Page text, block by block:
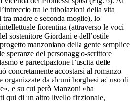
intreccio tra le tribolazioni della vita
tra madre e seconda moglie), lo
fiorentina (attraverso le voci
sostenitore Giordani e dell’ostile
manzoniano della gente semplice
speranze del personaggio-scrittore
e partecipazione l’uscita delle
concretamente accostarsi al romanzo
organizzate da alcuni borghesi ad uso di
e su cui però Manzoni «ha
qui di un altro livello finzionale,